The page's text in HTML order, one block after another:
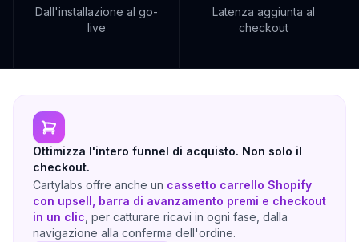
Dall'installazione al go-
live
Latenza aggiunta al
checkout
Ottimizza l'intero funnel di acquisto. Non solo il
checkout.
Cartylabs offre anche un cassetto carrello Shopify
con upsell, barra di avanzamento premi e checkout
in un clic , per catturare ricavi in ogni fase, dalla
navigazione alla conferma dell'ordine.